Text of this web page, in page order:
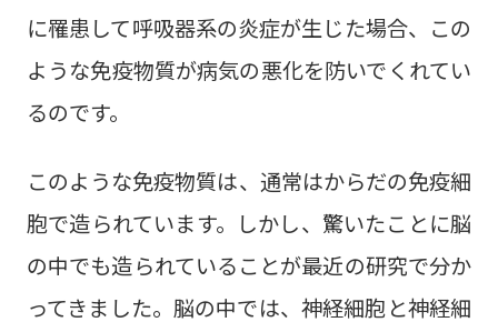
に罹患して呼吸器系の炎症が生じた場合、この
ような免疫物質が病気の悪化を防いでくれてい
るのです。
このような免疫物質は、通常はからだの免疫細
胞で造られています。しかし、驚いたことに脳
の中でも造られていることが最近の研究で分か
ってきました。脳の中では、神経細胞と神経細